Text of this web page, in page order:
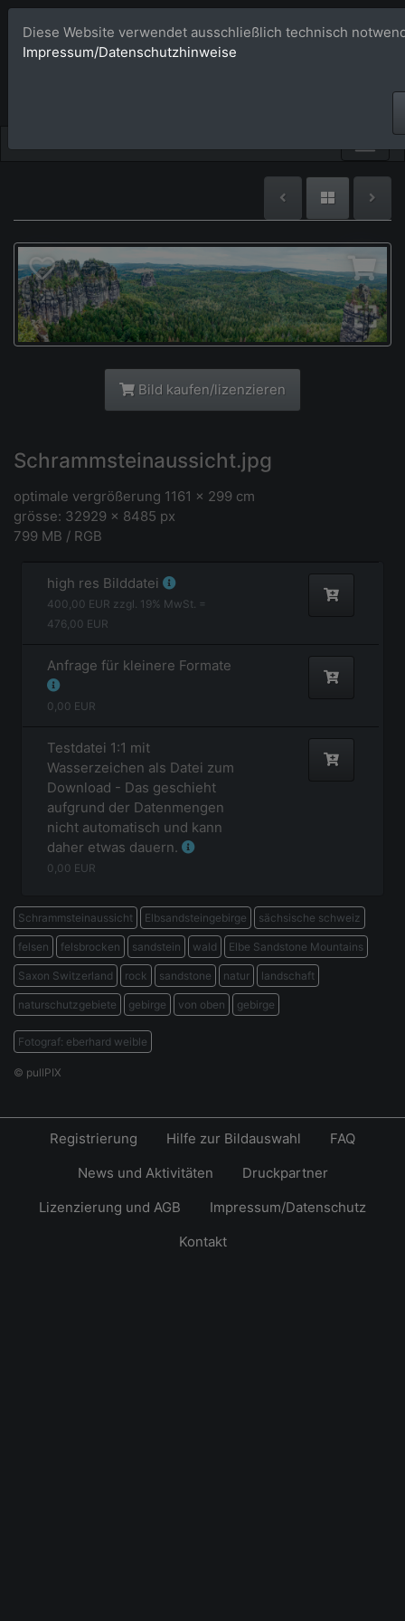
Bildagentur
Bild kaufen/lizenzieren
Schrammsteinaussicht.jpg
optimale vergrößerung 1161 x 299 cm
grösse: 32929 x 8485 px
799 MB / RGB
high res Bilddatei
400,00 EUR zzgl. 19% MwSt. =
476,00 EUR
Anfrage für kleinere Formate
0,00 EUR
Testdatei 1:1 mit
Wasserzeichen als Datei zum
Download - Das geschieht
aufgrund der Datenmengen
nicht automatisch und kann
daher etwas dauern.
0,00 EUR
Schrammsteinaussicht Elbsandsteingebirge sächsische schweiz
felsen felsbrocken sandstein wald Elbe Sandstone Mountains
Saxon Switzerland rock sandstone natur landschaft
naturschutzgebiete gebirge von oben gebirge
Fotograf: eberhard weible
© pullPIX
Diese Website verwendet ausschließlich technisch
Impressum/Datenschutzhinweise
Registrierung Hilfe zur Bildauswahl
FAQ
News und Aktivitäten
Druckpartner
Lizenzierung und AGB
Impressum/Datenschutz
Kontakt